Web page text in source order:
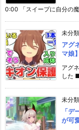
0:00 「スイープに自分の
未分類
アグ
マ娘】
アグ
した
未分類
「
が可